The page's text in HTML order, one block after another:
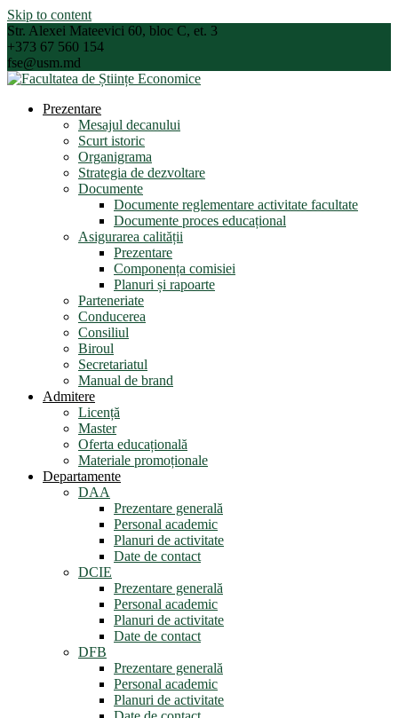
Skip to content
Str. Alexei Mateevici 60, bloc C, et. 3
+373 67 560 154
fse@usm.md
Prezentare
Mesajul decanului
Scurt istoric
Organigrama
Strategia de dezvoltare
Documente
Documente reglementare activitate facultate
Documente proces educațional
Asigurarea calității
Prezentare
Componența comisiei
Planuri și rapoarte
Parteneriate
Conducerea
Consiliul
Biroul
Secretariatul
Manual de brand
Admitere
Licență
Master
Oferta educațională
Materiale promoționale
Departamente
DAA
Prezentare generală
Personal academic
Planuri de activitate
Date de contact
DCIE
Prezentare generală
Personal academic
Planuri de activitate
Date de contact
DFB
Prezentare generală
Personal academic
Planuri de activitate